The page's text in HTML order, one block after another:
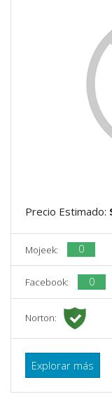
Precio Estimado:
Mojeek: 0
Facebook: 0
Norton:
Explorar más